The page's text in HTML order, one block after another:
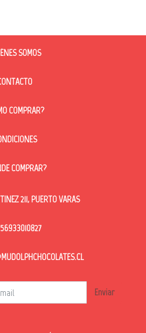
SOMOS
COMPRAR?
COMPRAR?
211, PUERTO VARAS
Enviar